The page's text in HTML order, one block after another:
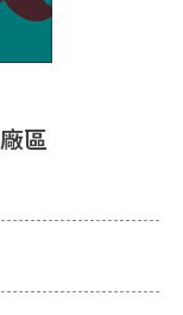
區